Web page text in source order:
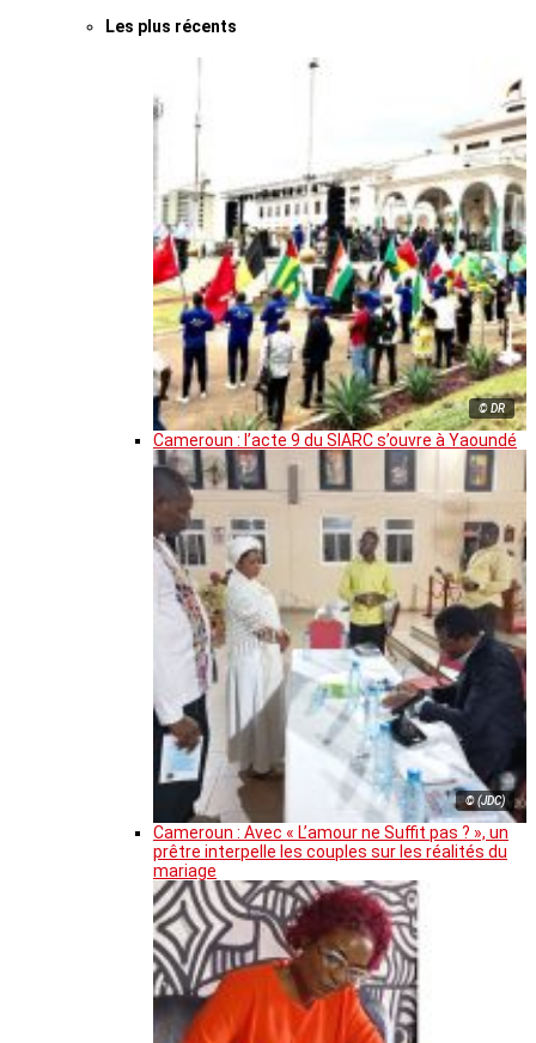
Les plus récents
© DR
Cameroun : l’acte 9 du SIARC s’ouvre à Yaoundé
© (JDC)
Cameroun : Avec « L’amour ne Suffit pas ? », un
prêtre interpelle les couples sur les réalités du
mariage